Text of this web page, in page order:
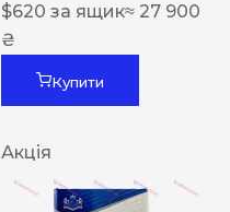
$620 за ящик≈ 27 900
₴
Купити
Акція